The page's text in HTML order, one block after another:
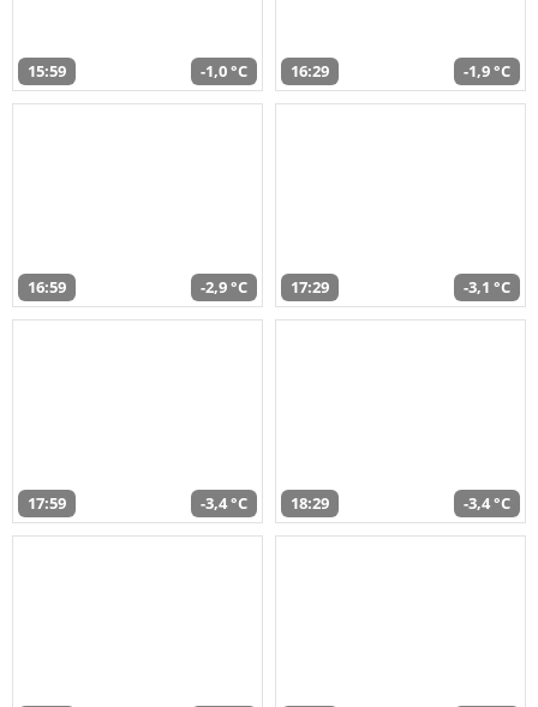
15:59 -1,0 °C 16:29 -1,9 °C
16:59 -2,9 °C 17:29 -3,1 °C
17:59 -3,4 °C 18:29 -3,4 °C